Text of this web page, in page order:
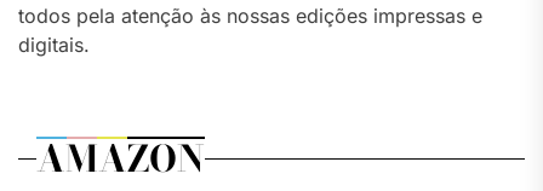
todos pela atenção às nossas edições impressas e
digitais.
AMAZON